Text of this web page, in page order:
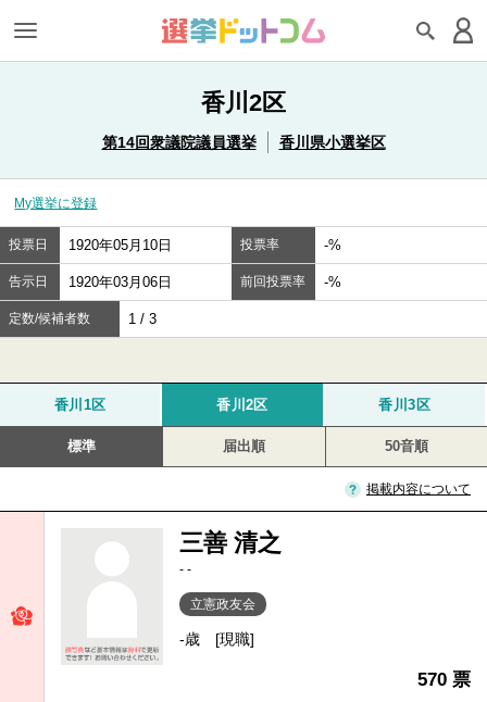
香川2区
第14回衆議院議員選挙 香川県小選挙区
My選挙に登録
投票日 1920年05月10日 投票率 -%
告示日 1920年03月06日 前回投票率 -%
定数/候補者数 1 / 3
香川1区 香川2区 香川3区
標準 届出順 50音順
掲載内容について
三善 清之
- -
立憲政友会
-歳 [現職]
570 票